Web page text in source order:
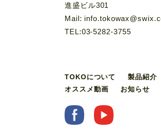
進盛ビル301
Mail:
TEL:03-5282-3755
TOKOについて 製品紹介
オススメ動画
お知らせ